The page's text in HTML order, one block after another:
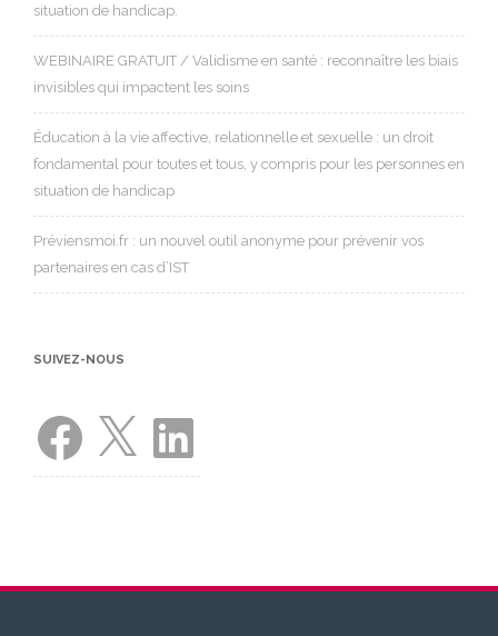
situation de handicap.
WEBINAIRE GRATUIT / Validisme en santé : reconnaître les biais
invisibles qui impactent les soins
Éducation à la vie affective, relationnelle et sexuelle : un droit
fondamental pour toutes et tous, y compris pour les personnes en
situation de handicap
Préviensmoi.fr : un nouvel outil anonyme pour prévenir vos
partenaires en cas d’IST
SUIVEZ-NOUS
Facebook LinkedIn